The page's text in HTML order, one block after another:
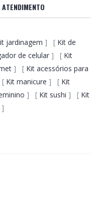
jardinagem ] [ Kit de
de celular ] [ Kit
] [ Kit acessórios para
Kit manicure ] [ Kit
] [ Kit sushi ] [ Kit
]